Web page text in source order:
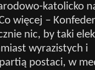
katolicko
więcej –
nic, by taki
wyrazistych i
postaci, w